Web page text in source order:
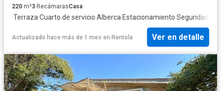
220 m²3 RecámarasCasa
·Terraza·Cuarto de servicio·Alberca·Estacionamiento·Seguridad
Actualizado hace más de 1 mes en Rentola Ver en detalle